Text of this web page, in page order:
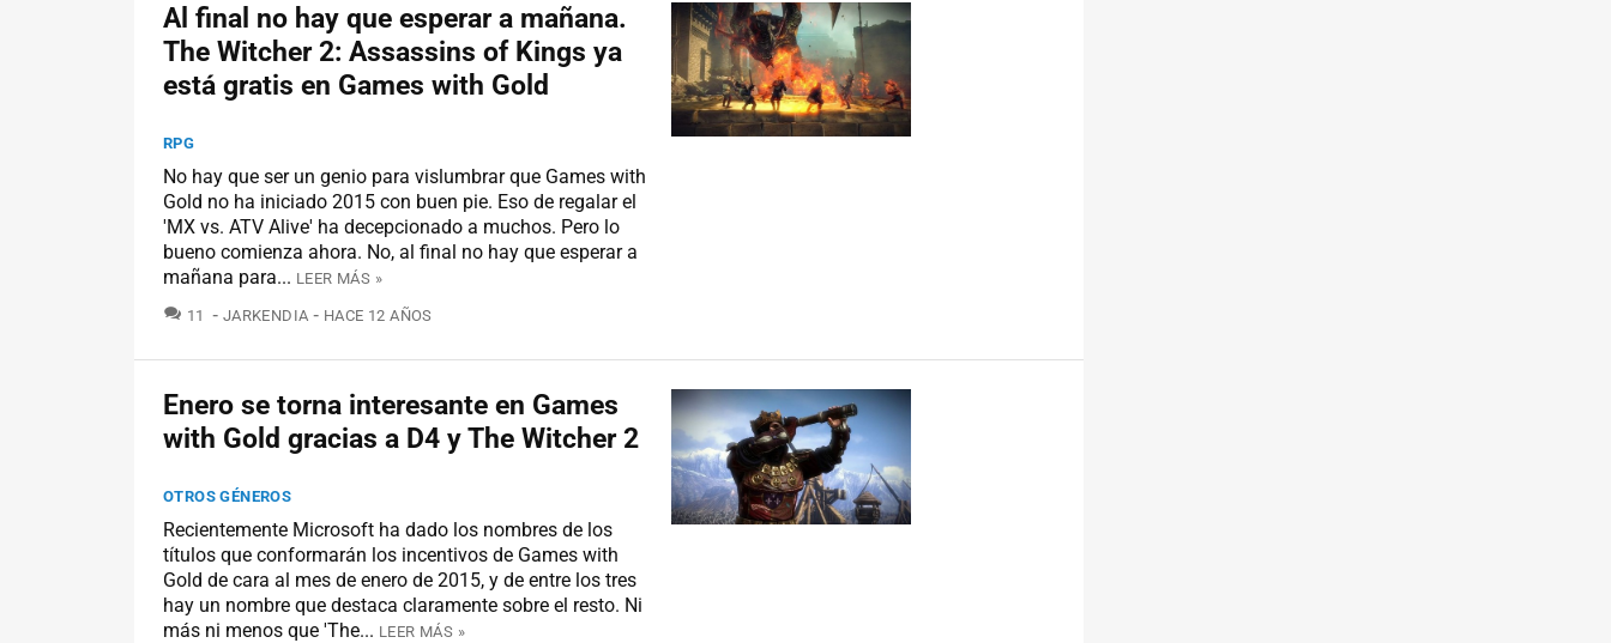
Al final no hay que esperar a mañana.
The Witcher 2: Assassins of Kings ya
está gratis en Games with Gold
RPG
No hay que ser un genio para vislumbrar que Games with
Gold no ha iniciado 2015 con buen pie. Eso de regalar el
'MX vs. ATV Alive' ha decepcionado a muchos. Pero lo
bueno comienza ahora. No, al final no hay que esperar a
mañana para... LEER MÁS »
11 COMENTARIOS
JARKENDIA HACE 12 AÑOS
Enero se torna interesante en Games
with Gold gracias a D4 y The Witcher 2
OTROS GÉNEROS
Recientemente Microsoft ha dado los nombres de los
títulos que conformarán los incentivos de Games with
Gold de cara al mes de enero de 2015, y de entre los tres
hay un nombre que destaca claramente sobre el resto. Ni
más ni menos que 'The... LEER MÁS »